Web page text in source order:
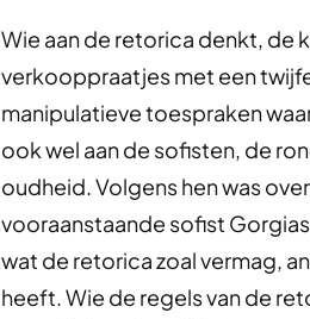
Wie aan de retorica denkt, de
verkooppraatjes met een
manipulatieve toespraken
ook wel aan de sofisten, de
oudheid. Volgens hen was
vooraanstaande sofist
wat de retorica zoal vermag,
heeft. Wie de regels van de